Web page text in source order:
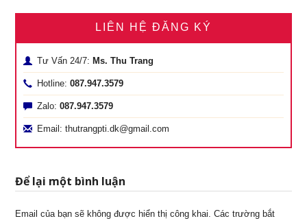
LIÊN HỆ ĐĂNG KÝ
Tư Vấn 24/7: Ms. Thu Trang
Hotline:087.947.3579
Zalo:087.947.3579
Email: thutrangpti.dk@gmail.com
Để lại một bình luận
Email của bạn sẽ không được hiển thị công khai. Các trường bắt